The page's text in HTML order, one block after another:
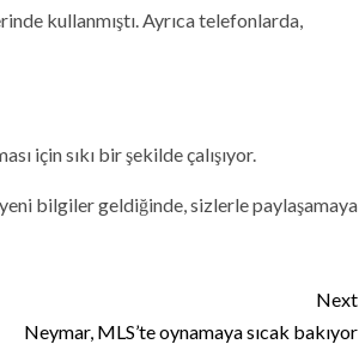
kullanmıştı. Ayrıca telefonlarda,
için sıkı bir şekilde çalışıyor.
bilgiler geldiğinde, sizlerle paylaşamaya
Next
Neymar, MLS’te oynamaya sıcak bakıyor